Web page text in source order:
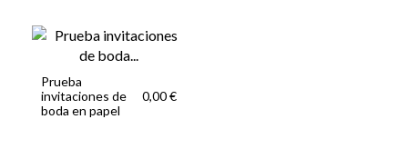
Prueba
invitaciones de
boda en papel
0,00 €